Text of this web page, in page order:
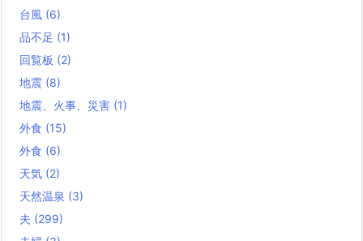
台風 (6)
品不足 (1)
回覧板 (2)
地震 (8)
地震、火事、災害 (1)
外食 (15)
外食 (6)
天気 (2)
天然温泉 (3)
夫 (299)